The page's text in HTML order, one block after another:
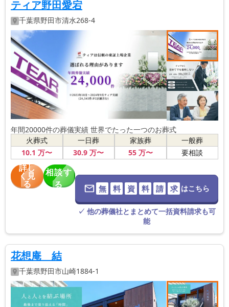
ティア野田愛宕
千葉県野田市清水268-4
年間20000件の葬儀実績 世界でたった一つのお葬式
火葬式
10.1 万〜
一日葬
30.9 万〜
家族葬
55万〜
一般葬
要相談
詳し
く見
る
相談す
る
無 料 資 料 請 求 はこちら
✓ 他の葬儀社とまとめて一括資料請求も可
能
花想庵 結
千葉県野田市山崎1884-1